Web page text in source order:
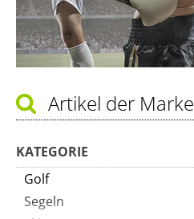
Artikel der Marke
KATEGORIE
Golf
Segeln